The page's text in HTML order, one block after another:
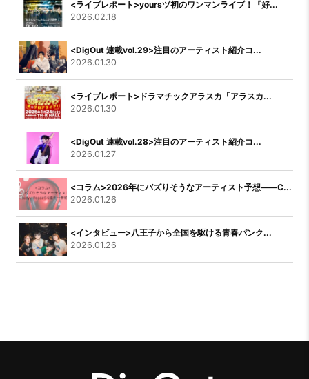
<ライブレポート>yoursヅ初のワンマンライブ！『好...
2026.02.18
<DigOut 連載vol.29>注目のアーティスト紹介コ...
2026.01.30
<ライブレポート>ドラマチックアラスカ「アラスカ...
2026.01.30
<DigOut 連載vol.28>注目のアーティスト紹介コ...
2026.01.27
<コラム>2026年にバズりそうなアーティスト予想――C...
2026.01.26
<インタビュー>八王子から全国を駆ける青春パンク...
2026.01.26